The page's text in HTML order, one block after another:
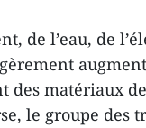
de l’eau, de
des matériaux
le groupe des